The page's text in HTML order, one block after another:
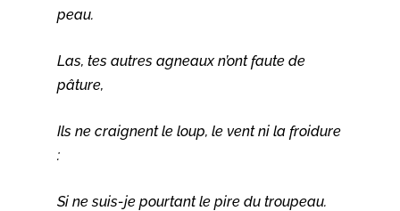
peau.
Las, tes autres agneaux n’ont faute de
pâture,
Ils ne craignent le loup, le vent ni la froidure
:
Si ne suis-je pourtant le pire du troupeau.